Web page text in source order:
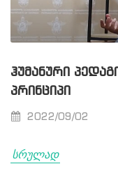
ᲰᲣᲛᲐᲜᲣᲠᲘ
ᲞᲠᲘᲜᲪᲘᲞᲘ
2022/09/02
სრულად